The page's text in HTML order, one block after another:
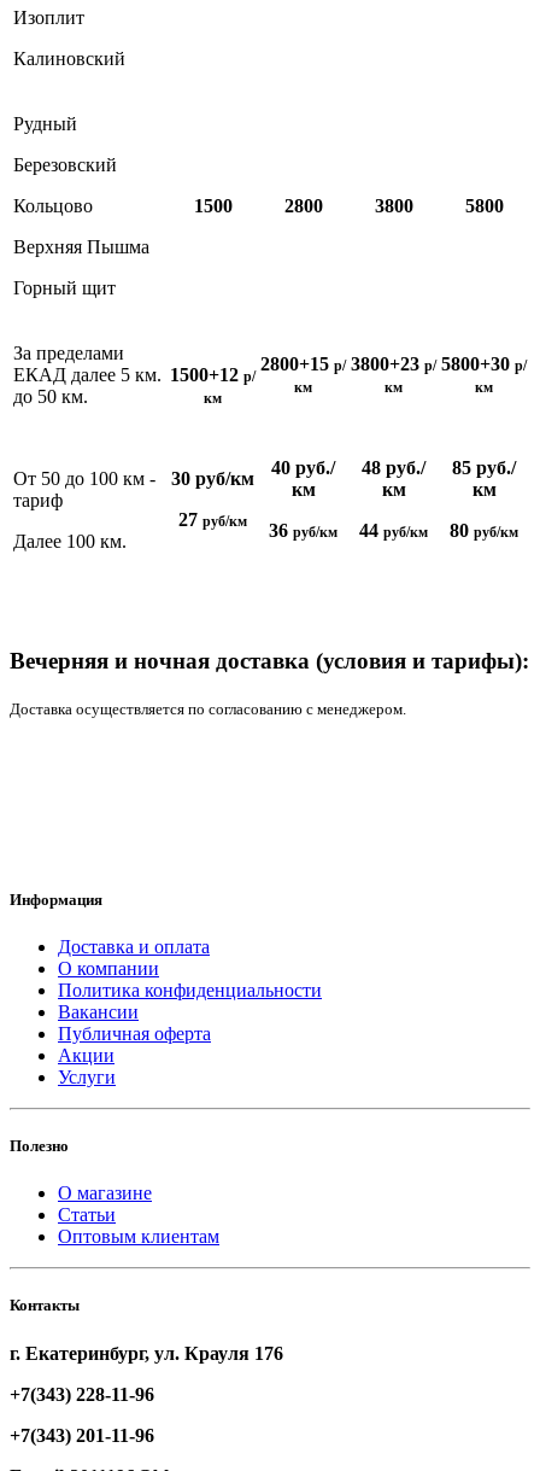
Изоплит
Калиновский
Рудный
Березовский
Кольцово
Верхняя Пышма
Горный щит
1500 2800 3800 5800
За пределами
ЕКАД далее 5 км.
до 50 км.
От 50 до 100 км -
тариф
Далее 100 км.
1500+12 р/
км
30 руб/км
27 руб/км
2800+15 р/
км
40 руб./
км
36 руб/км
3800+23 р/
км
48 руб./
км
44 руб/км
5800+30 р/
км
85 руб./
км
80 руб/км
Вечерняя и ночная доставка (условия и тарифы):
Доставка осуществляется по согласованию с менеджером.
Информация
Доставка и оплата
О компании
Политика конфиденциальности
Вакансии
Публичная оферта
Акции
Услуги
Полезно
О магазине
Статьи
Оптовым клиентам
Контакты
г. Екатеринбург, ул. Крауля 176
+7(343) 228-11-96
+7(343) 201-11-96